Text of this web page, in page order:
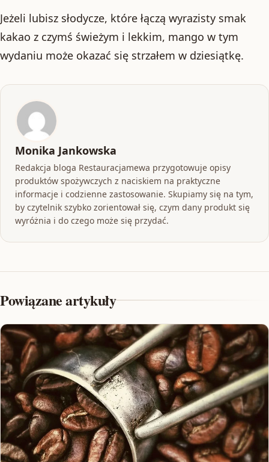
Jeżeli lubisz słodycze, które łączą wyrazisty smak
kakao z czymś świeżym i lekkim, mango w tym
wydaniu może okazać się strzałem w dziesiątkę.
Monika Jankowska
Redakcja bloga Restauracjamewa przygotowuje opisy
produktów spożywczych z naciskiem na praktyczne
informacje i codzienne zastosowanie. Skupiamy się na tym,
by czytelnik szybko zorientował się, czym dany produkt się
wyróżnia i do czego może się przydać.
Powiązane artykuły